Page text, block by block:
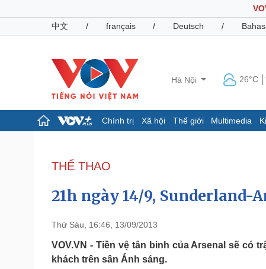
中文
/ français / Deutsch /
Hà Nội 26°C
Chính trị Xã hội Thế giới Multimedia
Đảng
Tổ chức nhân sự
Nhận diện sự thật
Dấu ấn VOV
Pháp luật
Vụ án
Quân sự - Quốc phòng
THỂ THAO
21h ngày 14/9, Sunderland-
Thứ Sáu, 16:46, 13/09/2013
VOV.VN - Tiền vệ tân binh của Arsenal sẽ có
khách trên sân Ánh sáng.